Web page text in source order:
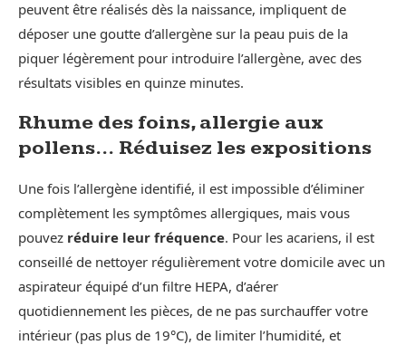
peuvent être réalisés dès la naissance, impliquent de
déposer une goutte d’allergène sur la peau puis de la
piquer légèrement pour introduire l’allergène, avec des
résultats visibles en quinze minutes.
Rhume des foins, allergie aux
pollens… Réduisez les expositions
Une fois l’allergène identifié, il est impossible d’éliminer
complètement les symptômes allergiques, mais vous
pouvez réduire leur fréquence. Pour les acariens, il est
conseillé de nettoyer régulièrement votre domicile avec un
aspirateur équipé d’un filtre HEPA, d’aérer
quotidiennement les pièces, de ne pas surchauffer votre
intérieur (pas plus de 19°C), de limiter l’humidité, et